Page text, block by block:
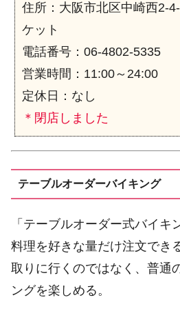
住所：大阪市北区中崎西2-
ケット
電話番号：06-4802-5335
営業時間：11:00～24:00
定休日：なし
＊閉店しました
テーブルオーダーバイキング
「テーブルオーダー式バイキ
料理を好きな量だけ注文でき
取りに行くのではなく、普通
ングを楽しめる。